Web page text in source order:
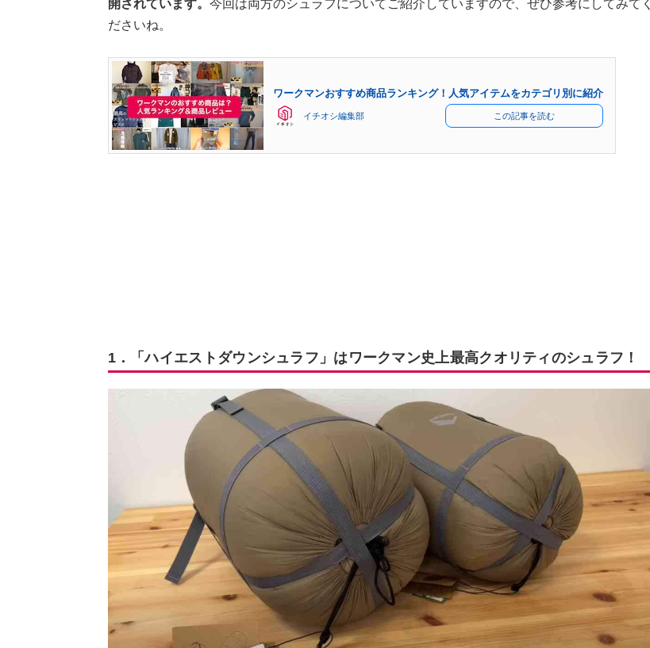
開されています。 今回は両方のシュラフについてご紹介していますので、ぜひ参考にしてみてく
ださいね。
ワークマンおすすめ商品ランキング！人気アイテムをカテゴリ別に紹介
イチオシ編集部 この記事を読む
1．「ハイエストダウンシュラフ」はワークマン史上最高クオリティのシュラフ！